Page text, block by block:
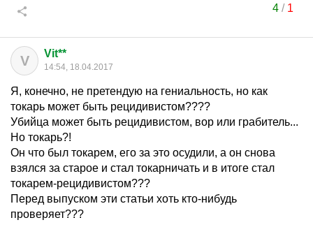
4/ 1
V Vit**
14:54, 18.04.2017
Я, конечно, не претендую на гениальность, но как
токарь может быть рецидивистом????
Убийца может быть рецидивистом, вор или грабитель...
Но токарь?!
Он что был токарем, его за это осудили, а он снова
взялся за старое и стал токарничать и в итоге стал
токарем-рецидивистом???
Перед выпуском эти статьи хоть кто-нибудь
проверяет???